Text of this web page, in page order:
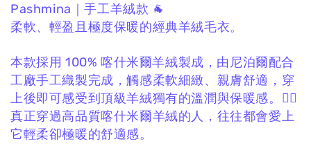
Pashmina｜手工羊絨款 🐐
柔軟、輕盈且極度保暖的經典羊絨毛衣。
本款採用 100% 喀什米爾羊絨製成， 由尼泊爾配合
工廠手工織製完成，觸感柔軟細緻、親膚舒適， 穿
上後即可感受到頂級羊絨獨有的溫潤與保暖感。❤️‍🔥
真正穿過高品質喀什米爾羊絨的人， 往往都會愛上
它輕柔卻極暖的舒適感。